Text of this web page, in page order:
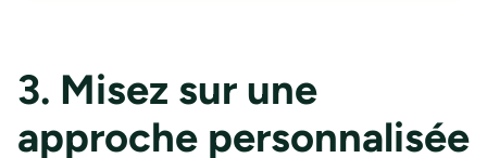
3. Misez sur une
approche personnalisée